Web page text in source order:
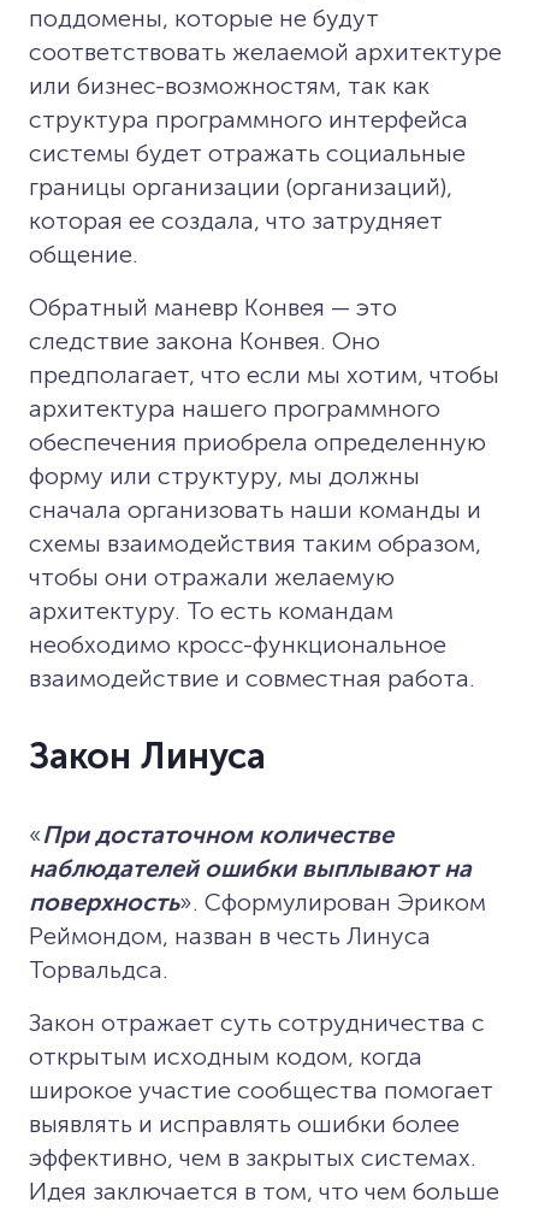
поддомены, которые не будут
соответствовать желаемой архитектуре
или бизнес-возможностям, так как
структура программного интерфейса
системы будет отражать социальные
границы организации (организаций),
которая ее создала, что затрудняет
общение.
Обратный маневр Конвея — это
следствие закона Конвея. Оно
предполагает, что если мы хотим, чтобы
архитектура нашего программного
обеспечения приобрела определенную
форму или структуру, мы должны
сначала организовать наши команды и
схемы взаимодействия таким образом,
чтобы они отражали желаемую
архитектуру. То есть командам
необходимо кросс-функциональное
взаимодействие и совместная работа.
Закон Линуса
«При достаточном количестве
наблюдателей ошибки выплывают на
поверхность». Сформулирован Эриком
Реймондом, назван в честь Линуса
Торвальдса.
Закон отражает суть сотрудничества с
открытым исходным кодом, когда
широкое участие сообщества помогает
выявлять и исправлять ошибки более
эффективно, чем в закрытых системах.
Идея заключается в том, что чем больше